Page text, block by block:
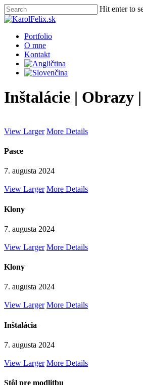
Skip
to
content
Hit enter to
Close
Menu
Portfolio
O mne
Kontakt
Inštalácie | Obrazy
View Larger More Details
Pasce
7. augusta 2024
View Larger More Details
Klony
7. augusta 2024
View Larger More Details
Klony
7. augusta 2024
View Larger More Details
Inštalácia
7. augusta 2024
View Larger More Details
Stôl pre modlitbu